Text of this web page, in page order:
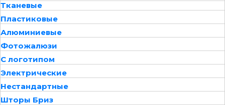
Тканевые
Пластиковые
Алюминиевые
Фотожалюзи
С логотипом
Электрические
Нестандартные
Шторы Бриз